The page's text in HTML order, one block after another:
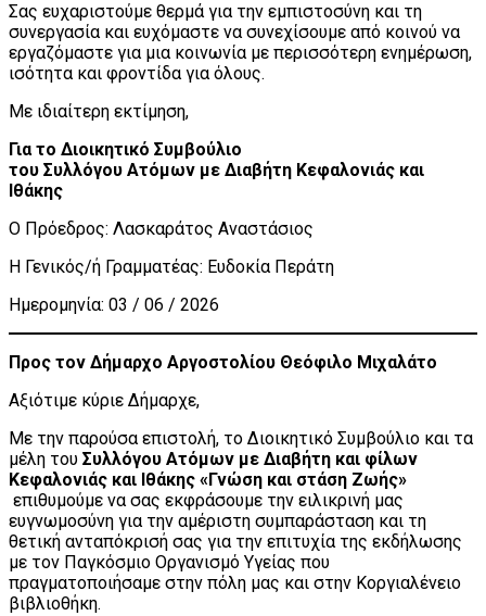
Σας ευχαριστούμε θερμά για την εμπιστοσύνη και τη
συνεργασία και ευχόμαστε να συνεχίσουμε από κοινού να
εργαζόμαστε για μια κοινωνία με περισσότερη ενημέρωση,
ισότητα και φροντίδα για όλους.
Με ιδιαίτερη εκτίμηση,
Για το Διοικητικό Συμβούλιο
του Συλλόγου Ατόμων με Διαβήτη Κεφαλονιάς και
Ιθάκης
Ο Πρόεδρος: Λασκαράτος Αναστάσιος
Η Γενικός/ή Γραμματέας: Ευδοκία Περάτη
Ημερομηνία: 03 / 06 / 2026
Προς τον Δήμαρχο Αργοστολίου Θεόφιλο Μιχαλάτο
Αξιότιμε κύριε Δήμαρχε,
Με την παρούσα επιστολή, το Διοικητικό Συμβούλιο και τα
μέλη του Συλλόγου Ατόμων με Διαβήτη και φίλων
Κεφαλονιάς και Ιθάκης «Γνώση και στάση Ζωής»
επιθυμούμε να σας εκφράσουμε την ειλικρινή μας
ευγνωμοσύνη για την αμέριστη συμπαράσταση και τη
θετική ανταπόκρισή σας για την επιτυχία της εκδήλωσης
με τον Παγκόσμιο Οργανισμό Υγείας που
πραγματοποιήσαμε στην πόλη μας και στην Κοργιαλένειο
βιβλιοθήκη.